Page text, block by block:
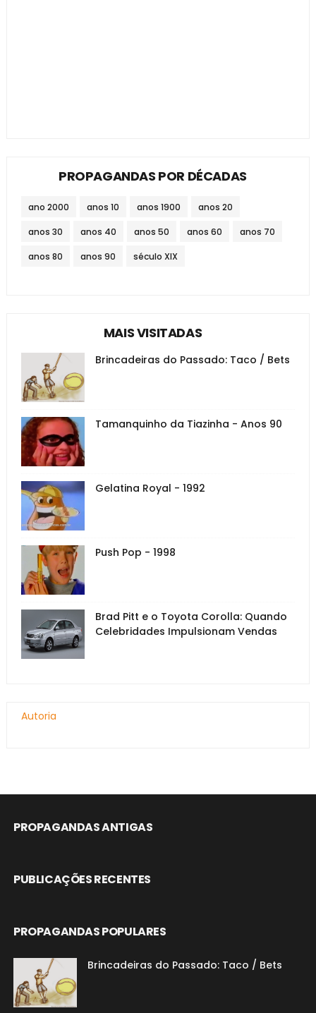
PROPAGANDAS POR DÉCADAS
ano 2000 anos 10 anos 1900 anos 20
anos 30 anos 40 anos 50 anos 60 anos 70
anos 80 anos 90 século XIX
MAIS VISITADAS
Brincadeiras do Passado: Taco / Bets
Tamanquinho da Tiazinha - Anos 90
Gelatina Royal - 1992
Push Pop - 1998
Brad Pitt e o Toyota Corolla: Quando
Celebridades Impulsionam Vendas
Autoria
PROPAGANDAS ANTIGAS
PUBLICAÇÕES RECENTES
PROPAGANDAS POPULARES
Brincadeiras do Passado: Taco / Bets